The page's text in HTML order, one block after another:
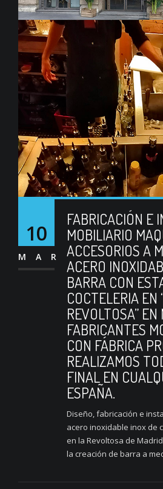
10
MAR
FABRICACIÓN E
MOBILIARIO
ACCESORIOS A
ACERO
BARRA CON
COCTELERIA EN
REVOLTOSA”
FABRICANTES
CON FÁBRICA
REALIZAMOS
FINAL EN
ESPAÑA.
Diseño, fabricación e
acero inoxidable inox de
en la Revoltosa de
la creación de barra a